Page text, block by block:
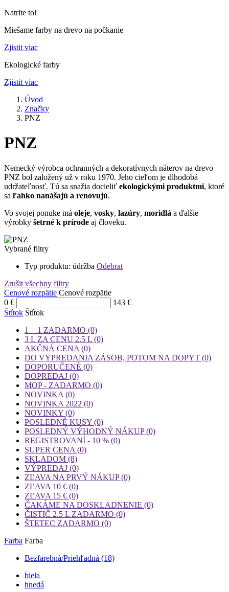
Natrite to!
Miešame farby na drevo na počkanie
Zjistit viac
Ekologické farby
Zjistit viac
Úvod
Značky
PNZ
PNZ
Nemecký výrobca ochranných a dekoratívnych náterov na drevo
PNZ bol založený už v roku 1970. Jeho cieľom je dlhodobá
udržateľnosť. Tú sa snažia docieliť ekologickými produktmi, ktoré
sa ľahko nanášajú a renovujú.
Vo svojej ponuke má oleje, vosky, lazúry, moridlá a ďalšie
výrobky šetrné k prírode aj človeku.
Vybrané filtry
Typ produktu: údržba Odebrat
Zrušit všechny filtry
Cenové rozpätie Cenové rozpätie
0 € 143 €
Štítok Štítok
1 + 1 ZADARMO (0)
3 L ZA CENU 2.5 L (0)
AKČNÁ CENA (0)
DO VYPREDANIA ZÁSOB, POTOM NA DOPYT (0)
DOPORUČENÉ (0)
DOPREDAJ (0)
MOP - ZADARMO (0)
NOVINKA (0)
NOVINKA 2022 (0)
NOVINKY (0)
POSLEDNÉ KUSY (0)
POSLEDNÝ VÝHODNÝ NÁKUP(0)
REGISTROVANÍ - 10 % (0)
SUPER CENA (0)
SKLADOM (8)
VÝPREDAJ (0)
ZĽAVA NA PRVÝ NÁKUP(0)
ZĽAVA 10 € (0)
ZĽAVA 15 € (0)
ČAKÁME NA DOSKLADNENIE (0)
ČISTIČ 2.5 L ZADARMO (0)
ŠTETEC ZADARMO (0)
Farba Farba
Bezfarebná/Priehľadná (18)
biela
hnedá